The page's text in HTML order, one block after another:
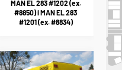
MAN EL 283 #1202 (ex.
#8850) i MAN EL 283
#1201 (ex. #8834)